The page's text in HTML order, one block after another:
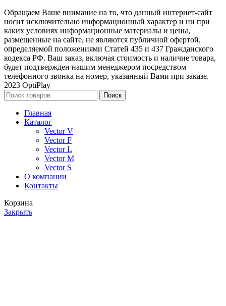
Обращаем Ваше внимание на то, что данный интернет-сайт
носит исключительно информационный характер и ни при
каких условиях информационные материалы и цены,
размещенные на сайте, не являются публичной офертой,
определяемой положениями Статей 435 и 437 Гражданского
кодекса РФ. Ваш заказ, включая стоимость и наличие товара,
будет подтвержден нашим менеджером посредством
телефонного звонка на номер, указанный Вами при заказе.
2023 OptiPlay
Поиск
Главная
Каталог
Vector V
Vector F
Vector L
Vector M
Vector S
О компании
Контакты
Корзина
Закрыть